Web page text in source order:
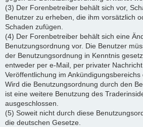
(3) Der Forenbetreiber behält sich vor,
Benutzer zu erheben, die ihm vorsätzlich
Schaden zufügen.
(4) Der Forenbetreiber behält sich eine
Benutzungsordnung vor. Die Benutzer
der Benutzungsordnung in Kenntnis
entweder per e-Mail, per privater
Veröffentlichung im Ankündigungsbereichs
Wird die Benutzungsordnung durch den
ist eine weitere Benutzung des
ausgeschlossen.
(5) Soweit nicht durch diese
die deutschen Gesetze.